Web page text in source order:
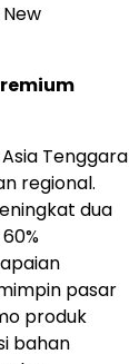
Tenggara
regional.
dua
pasar
produk
bahan